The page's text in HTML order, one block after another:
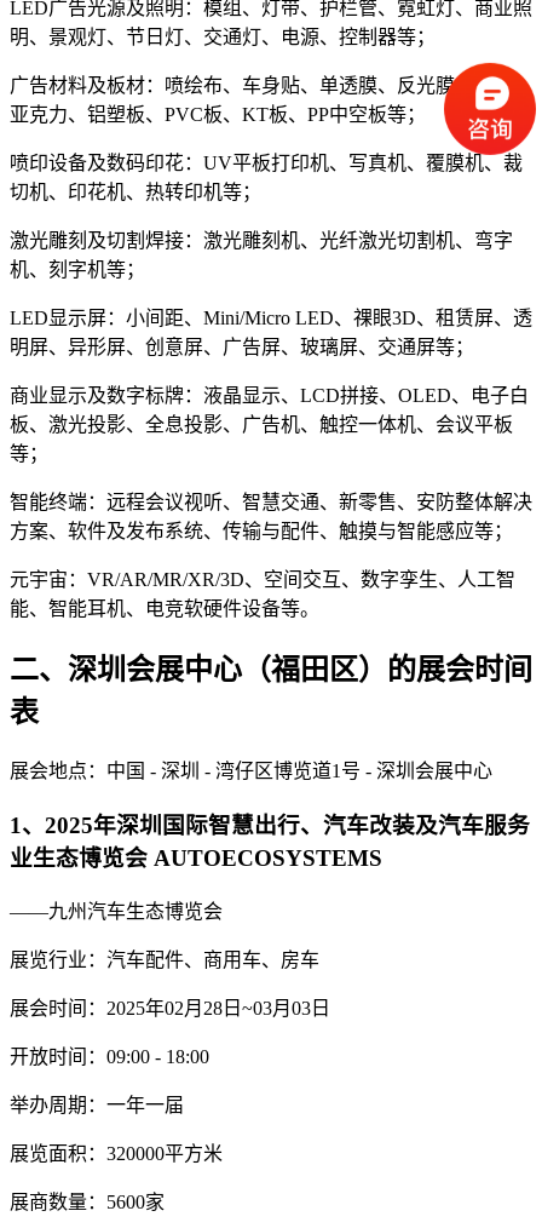
LED广告光源及照明：模组、灯带、护栏管、霓虹灯、商业照
明、景观灯、节日灯、交通灯、电源、控制器等；
广告材料及板材：喷绘布、车身贴、单透膜、反光膜、墨水、
亚克力、铝塑板、PVC板、KT板、PP中空板等；
喷印设备及数码印花：UV平板打印机、写真机、覆膜机、裁
切机、印花机、热转印机等；
激光雕刻及切割焊接：激光雕刻机、光纤激光切割机、弯字
机、刻字机等；
LED显示屏：小间距、Mini/Micro LED、祼眼3D、租赁屏、透
明屏、异形屏、创意屏、广告屏、玻璃屏、交通屏等；
商业显示及数字标牌：液晶显示、LCD拼接、OLED、电子白
板、激光投影、全息投影、广告机、触控一体机、会议平板
等；
智能终端：远程会议视听、智慧交通、新零售、安防整体解决
方案、软件及发布系统、传输与配件、触摸与智能感应等；
元宇宙：VR/AR/MR/XR/3D、空间交互、数字孪生、人工智
能、智能耳机、电竞软硬件设备等。
二、深圳会展中心（福田区）的展会时间
表
展会地点：中国 - 深圳 - 湾仔区博览道1号 - 深圳会展中心
1、2025年深圳国际智慧出行、汽车改装及汽车服务
业生态博览会 AUTOECOSYSTEMS
——九州汽车生态博览会
展览行业：汽车配件、商用车、房车
展会时间：2025年02月28日~03月03日
开放时间：09:00 - 18:00
举办周期：一年一届
展览面积：320000平方米
展商数量：5600家